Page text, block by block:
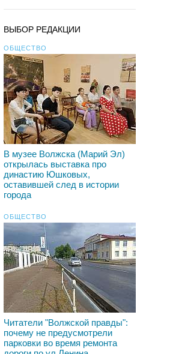
ВЫБОР РЕДАКЦИИ
ОБЩЕСТВО
В музее Волжска (Марий Эл)
открылась выставка про
династию Юшковых,
оставившей след в истории
города
ОБЩЕСТВО
Читатели "Волжской правды":
почему не предусмотрели
парковки во время ремонта